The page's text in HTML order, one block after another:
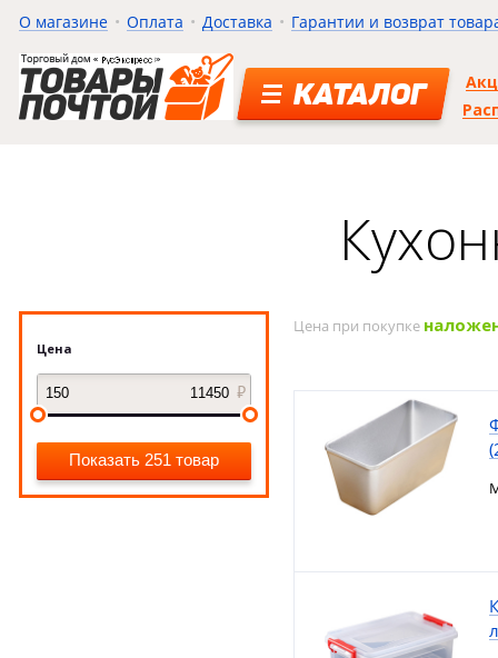
О магазине Оплата Доставка Гарантии и возврат
КАТАЛОГ
Цена
Показать 251 товар
Цена при покупке